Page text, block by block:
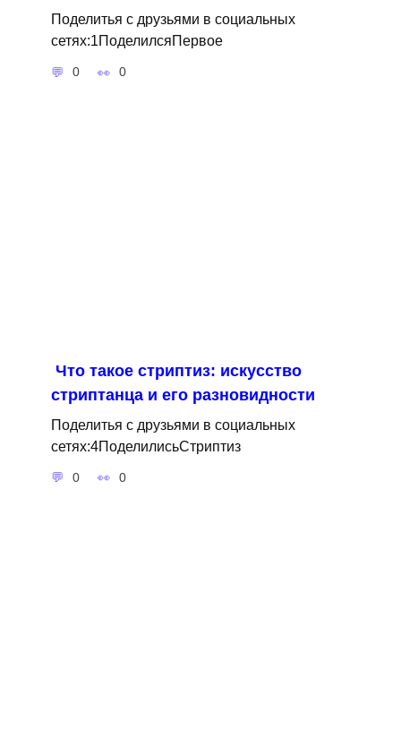
Поделитья с друзьями в социальных
сетях:1ПоделилсяПервое
0 0
Что такое стриптиз: искусство
стриптанца и его разновидности
Поделитья с друзьями в социальных
сетях:4ПоделилисьСтриптиз
0 0